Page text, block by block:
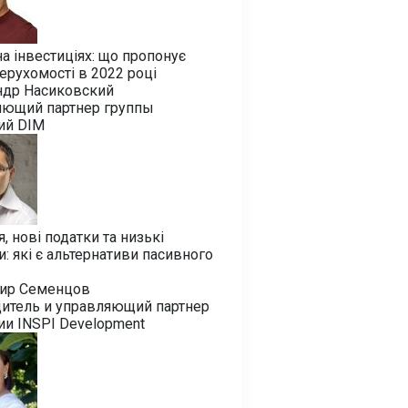
інвестиціях: що пропонує
в 2022 році
Насиковский
партнер группы
DIM
нові податки та низькі
які є альтернативи пасивного
Семенцов
и управляющий партнер
INSPI Development